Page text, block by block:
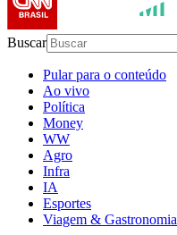
Buscar
Pular para o conteúdo
Ao vivo
Política
Money
WW
Agro
Infra
IA
Esportes
Viagem & Gastronomia